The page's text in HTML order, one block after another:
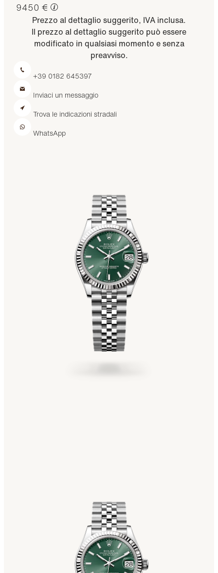
9450 €
Prezzo al dettaglio suggerito, IVA inclusa.
Il prezzo al dettaglio suggerito può essere
modificato in qualsiasi momento e senza
preavviso.
+39 0182 645397
Inviaci un messaggio
Trova le indicazioni stradali
WhatsApp